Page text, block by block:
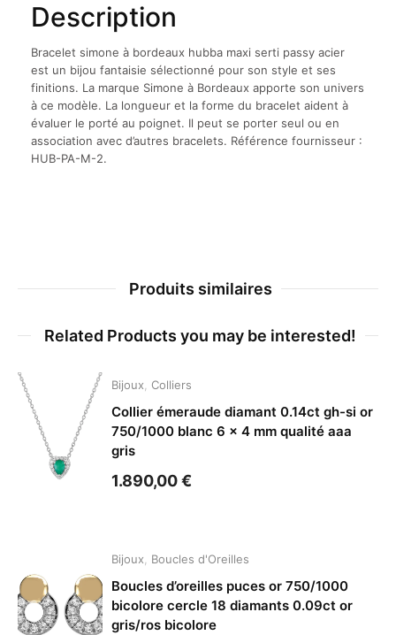
acier
Description
Bracelet simone à bordeaux hubba maxi serti passy acier
est un bijou fantaisie sélectionné pour son style et ses
finitions. La marque Simone à Bordeaux apporte son univers
à ce modèle. La longueur et la forme du bracelet aident à
évaluer le porté au poignet. Il peut se porter seul ou en
association avec d’autres bracelets. Référence fournisseur :
HUB-PA-M-2.
Produits similaires
Related Products you may be interested!
Bijoux Colliers
Collier émeraude diamant 0.14ct gh-si or
750/1000 blanc 6 x 4 mm qualité aaa
gris
1.890,00€
Bijoux Boucles d'Oreilles
Boucles d’oreilles puces or 750/1000
bicolore cercle 18 diamants 0.09ct or
gris/ros bicolore